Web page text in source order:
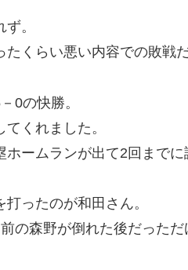
。
たくらい悪い内容での敗戦
0の快勝。
くれました。
ームランが出て2回までに
ったのが和田さん。
の森野が倒れた後だっただ